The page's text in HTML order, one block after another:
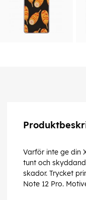
Varför inte ge din
tunt och
skador. Trycket
Note 12 Pro.